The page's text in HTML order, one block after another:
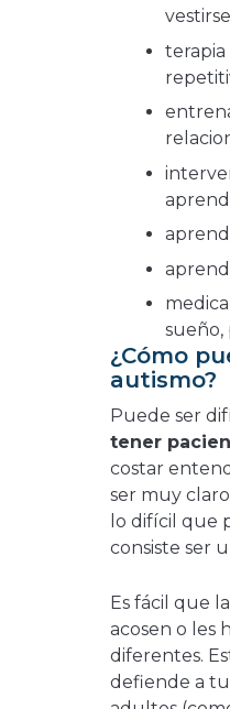
vestirse
sueño,
¿Cómo
autismo?
Puede ser
tener
costar
ser muy
lo difícil que
consiste ser
Es fácil que
acosen o les
diferentes.
defiende a